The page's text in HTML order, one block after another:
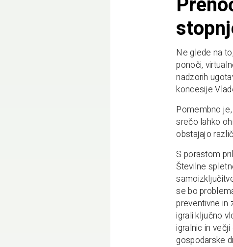
Ne glede na
ponoči,
nadzorih
koncesije
Pomembno
srečo lahko
obstajajo
S porastom
Številne
se bo
preventivne in
igrali ključno
igralnic in
gospodarske